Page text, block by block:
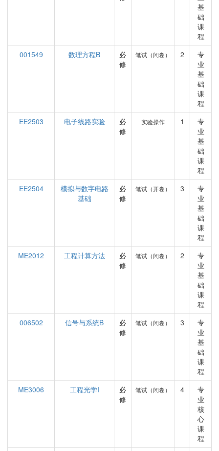
基
础
课
程
001549
数理方程B
必
修
笔试（闭卷） 2
专
业
基
础
课
程
EE2503
电子线路实验
必
修
实验操作 1
专
业
基
础
课
程
EE2504
模拟与数字电路
基础
必
修
笔试（开卷） 3
专
业
基
础
课
程
ME2012
工程计算方法
必
修
笔试（闭卷） 2
专
业
基
础
课
程
006502
信号与系统B
必
修
笔试（闭卷） 3
专
业
基
础
课
程
ME3006
工程光学I
必
修
笔试（闭卷） 4
专
业
核
心
课
程